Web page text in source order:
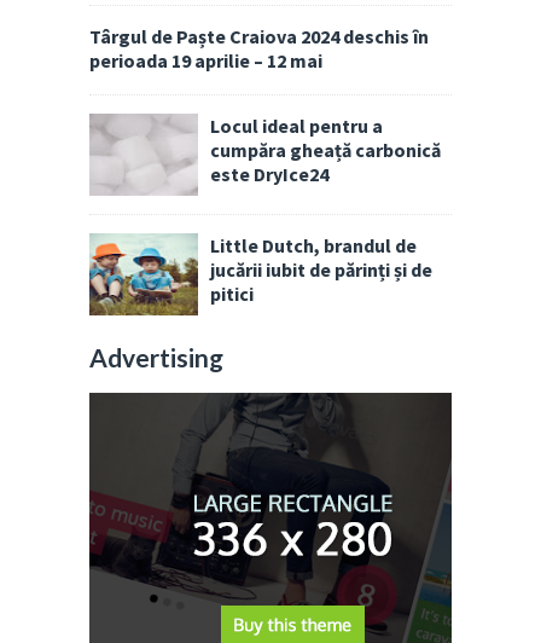
Târgul de Paște Craiova 2024 deschis în
perioada 19 aprilie – 12 mai
Locul ideal pentru a
cumpăra gheață carbonică
este DryIce24
Little Dutch, brandul de
jucării iubit de părinți și de
pitici
Advertising